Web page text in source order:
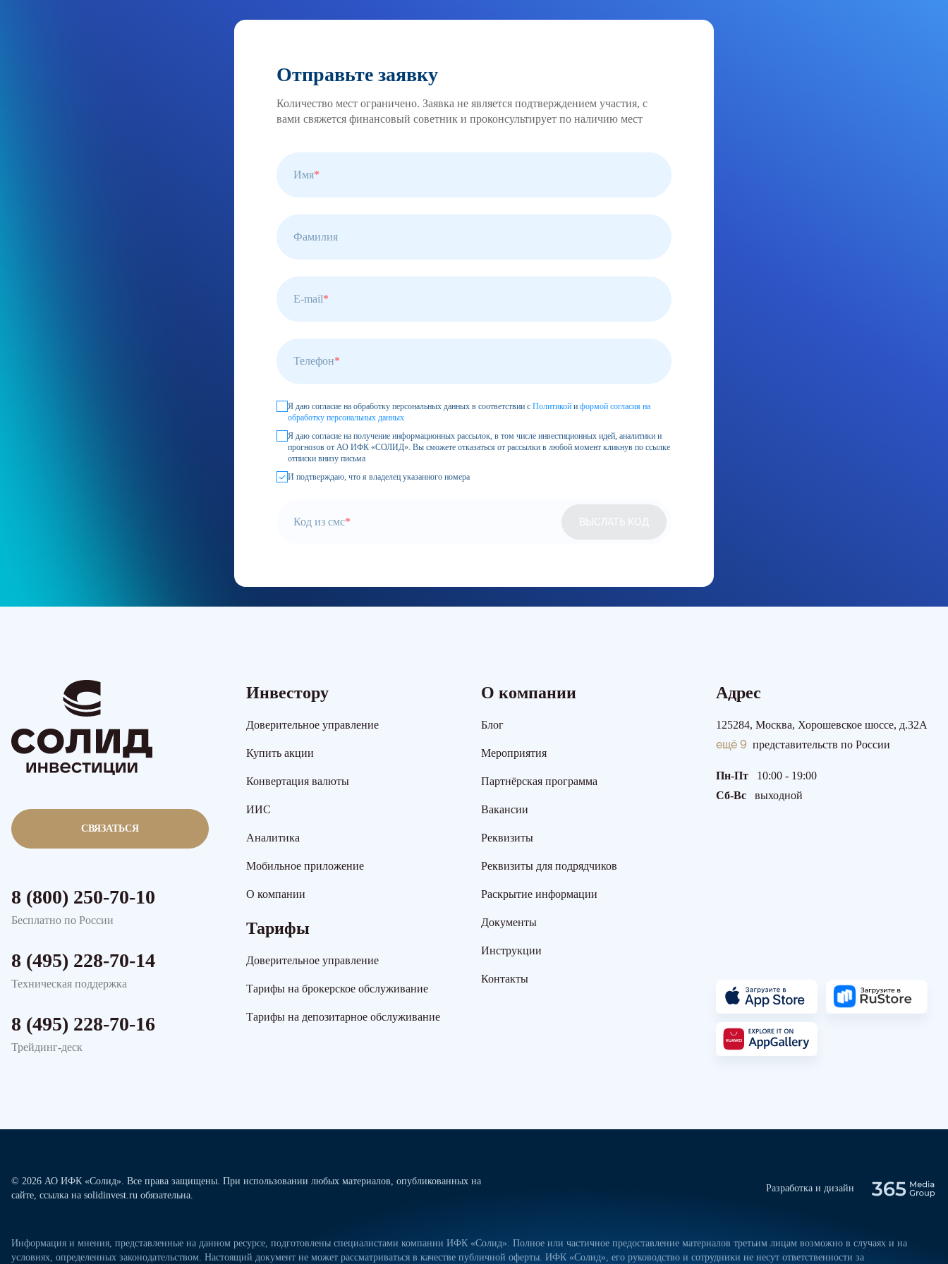
Отправьте заявку
Количество мест ограничено. Заявка не является подтверждением участия, с
вами свяжется финансовый советник и проконсультирует по наличию мест
Имя*
Фамилия
E-mail*
Телефон*
Я даю согласие на обработку персональных данных в соответствии с Политикой и формой согласия на
обработку персональных данных
Я даю согласие на получение информационных рассылок, в том числе инвестиционных идей, аналитики и
прогнозов от АО ИФК «СОЛИД». Вы сможете отказаться от рассылки в любой момент кликнув по ссылке
отписки внизу письма
И подтверждаю, что я владелец указанного номера
Код из смс*
СВЯЗАТЬСЯ
8 (800) 250-70-10
Бесплатно по России
8 (495) 228-70-14
Техническая поддержка
8 (495) 228-70-16
Трейдинг-деск
Инвестору
Доверительное управление
Купить акции
Конвертация валюты
ИИС
Аналитика
Мобильное приложение
О компании
Тарифы
Доверительное управление
Тарифы на брокерское обслуживание
Тарифы на депозитарное обслуживание
О компании
Блог
Мероприятия
Партнёрская программа
Вакансии
Реквизиты
Реквизиты для подрядчиков
Раскрытие информации
Документы
Инструкции
Контакты
Адрес
125284, Москва, Хорошевское шоссе, д.32А
ещё 9 представительств по России
Пн-Пт
10:00 - 19:00
Сб-Вс
выходной
© 2026 АО ИФК «Солид». Все права защищены. При использовании любых материалов, опубликованных на
сайте, ссылка на solidinvest.ru обязательна.
Разработка и дизайн
Информация и мнения, представленные на данном ресурсе, подготовлены специалистами компании ИФК «Солид». Полное или частичное предоставление материалов третьим лицам возможно в случаях и на
условиях, определенных законодательством. Настоящий документ не может рассматриваться в качестве публичной оферты. ИФК «Солид», его руководство и сотрудники не несут ответственности за